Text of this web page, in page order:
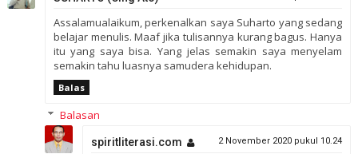
Assalamualaikum, perkenalkan saya Suharto yang sedang
belajar menulis. Maaf jika tulisannya kurang bagus. Hanya
itu yang saya bisa. Yang jelas semakin saya menyelam
semakin tahu luasnya samudera kehidupan.
Balas
Balasan
spiritliterasi.com 2 November 2020 pukul 10.24